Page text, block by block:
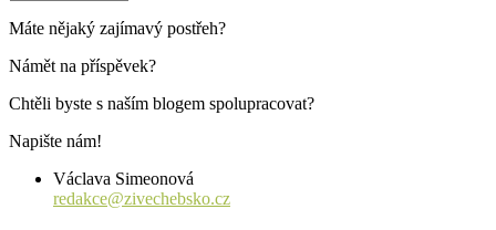
Máte nějaký zajímavý postřeh?
Námět na příspěvek?
Chtěli byste s naším blogem spolupracovat?
Napište nám!
Václava Simeonová
redakce@zivechebsko.cz